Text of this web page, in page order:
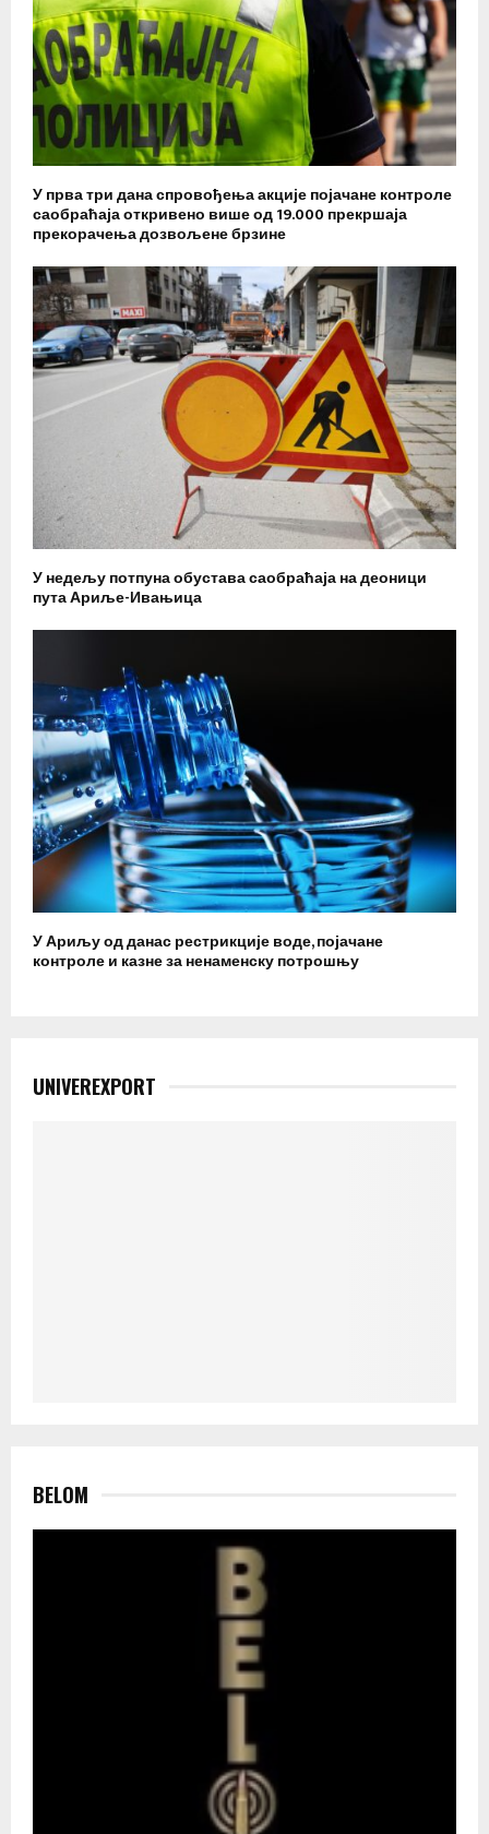
У прва три дана спровођења акције појачане контроле
саобраћаја откривено више од 19.000 прекршаја
прекорачења дозвољене брзине
У недељу потпуна обустава саобраћаја на деоници
пута Ариље-Ивањица
У Ариљу од данас рестрикције воде, појачане
контроле и казне за ненаменску потрошњу
UNIVEREXPORT
BELOM